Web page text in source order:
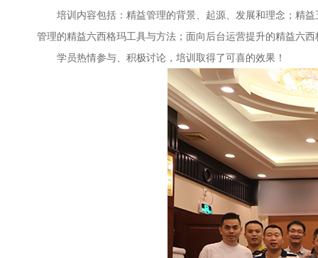
培训内容包括：精益管理的背景、起源、发展和理念；精益
管理的精益六西格玛工具与方法；面向后台运营提升的精益六
学员热情参与、积极讨论，培训取得了可喜的效果！